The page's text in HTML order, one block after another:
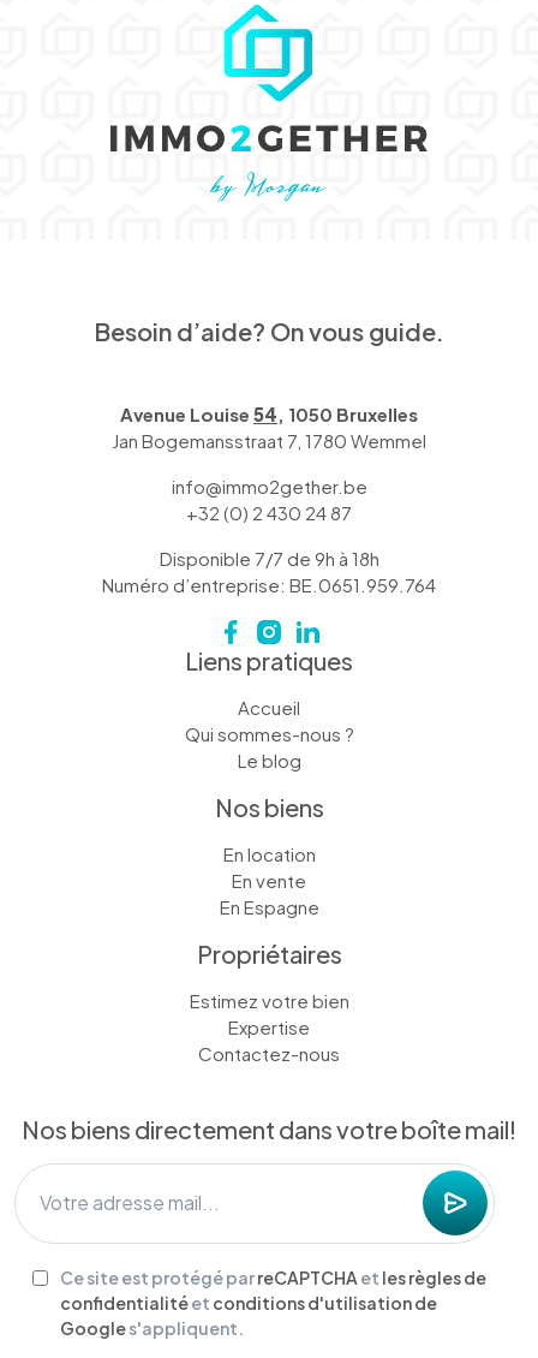
Besoin d’aide? On vous guide.
Avenue Louise 54, 1050 Bruxelles
Jan Bogemansstraat 7, 1780 Wemmel
info@immo2gether.be
+32 (0) 2 430 24 87
Disponible 7/7 de 9h à 18h
Numéro d’entreprise: BE.0651.959.764
Liens pratiques
Accueil
Qui sommes-nous ?
Le blog
Nos biens
En location
En vente
En Espagne
Propriétaires
Estimez votre bien
Expertise
Contactez-nous
Nos biens directement dans votre boîte mail!
Ce site est protégé parreCAPTCHA et les règles de
confidentialitéet conditions d'utilisation de
Googles'appliquent.